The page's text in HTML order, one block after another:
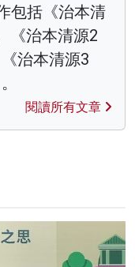
包括《治本清
《治本清源2
治本清源3
閱讀所有文章